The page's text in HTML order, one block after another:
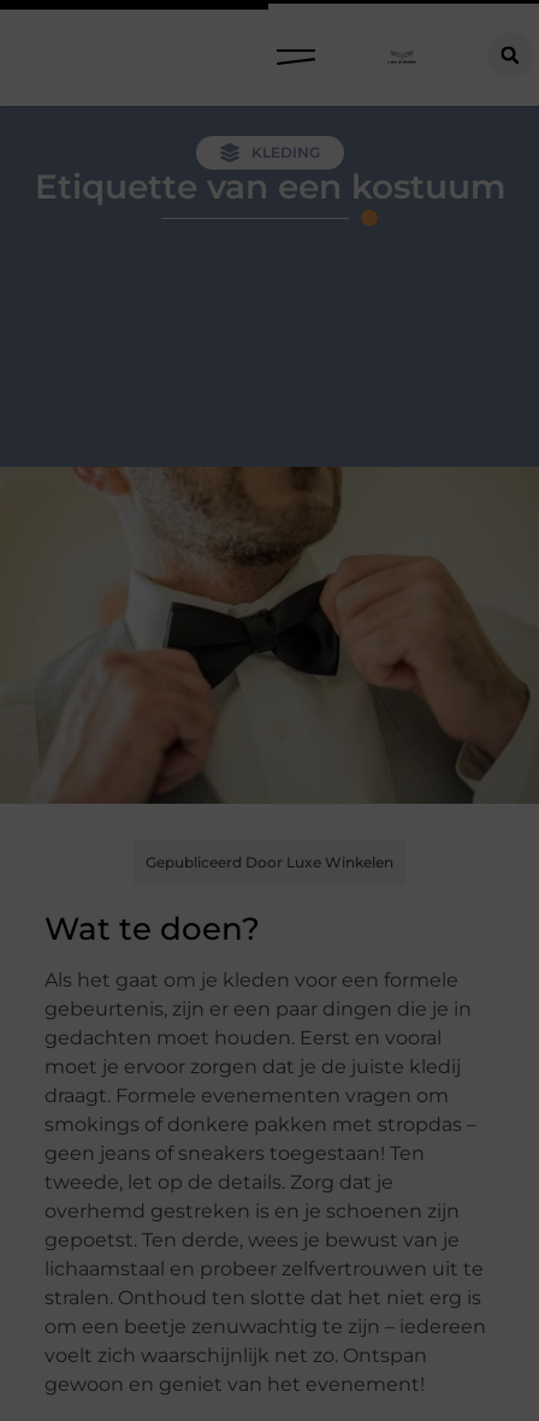
KLEDING
Etiquette van een kostuum
Gepubliceerd Door Luxe Winkelen
Wat te doen?
Als het gaat om je kleden voor een formele
gebeurtenis, zijn er een paar dingen die je in
gedachten moet houden. Eerst en vooral
moet je ervoor zorgen dat je de juiste kledij
draagt. Formele evenementen vragen om
smokings of donkere pakken met stropdas –
geen jeans of sneakers toegestaan! Ten
tweede, let op de details. Zorg dat je
overhemd gestreken is en je schoenen zijn
gepoetst. Ten derde, wees je bewust van je
lichaamstaal en probeer zelfvertrouwen uit te
stralen. Onthoud ten slotte dat het niet erg is
om een beetje zenuwachtig te zijn – iedereen
voelt zich waarschijnlijk net zo. Ontspan
gewoon en geniet van het evenement!